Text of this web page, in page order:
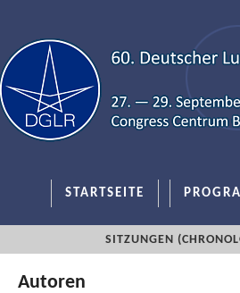
STARTSEITE
SITZUNGEN
Autoren